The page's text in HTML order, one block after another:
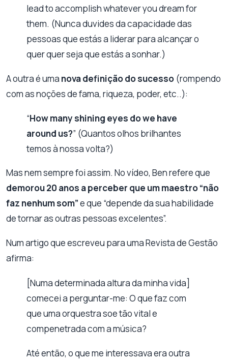
lead to accomplish whatever you dream for
them. (Nunca duvides da capacidade das
pessoas que estás a liderar para alcançar o
quer quer seja que estás a sonhar.)
A outra é uma nova definição do sucesso (rompendo
com as noções de fama, riqueza, poder, etc..):
“How many shining eyes do we have
around us?” (Quantos olhos brilhantes
temos à nossa volta?)
Mas nem sempre foi assim. No vídeo, Ben refere que
demorou 20 anos a perceber que um maestro “não
faz nenhum som”e que “depende da sua habilidade
de tornar as outras pessoas excelentes”.
Num artigo que escreveu para uma Revista de Gestão
afirma:
[Numa determinada altura da minha vida]
comecei a perguntar-me: O que faz com
que uma orquestra soe tão vital e
compenetrada com a música?
Até então, o que me interessava era outra